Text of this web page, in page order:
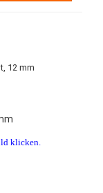
klicken.